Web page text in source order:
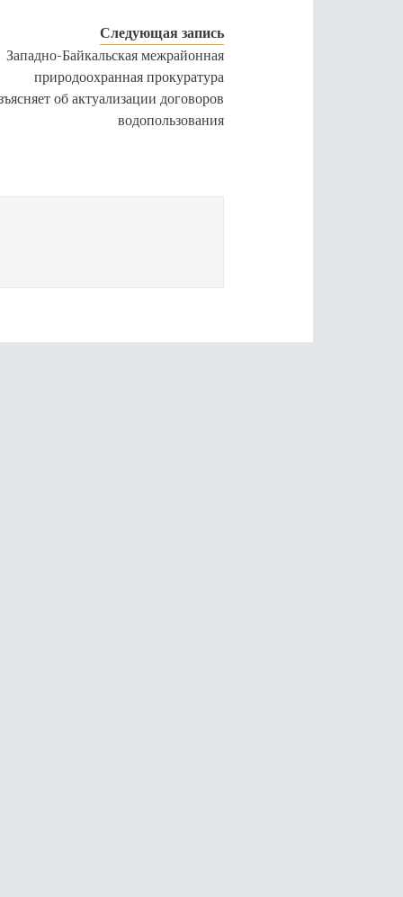
Следующая запись
Западно-Байкальская межрайонная
природоохранная прокуратура
об актуализации договоров
водопользования